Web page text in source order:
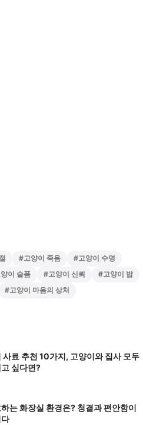
#고양이 죽음 #고양이 수명
이 슬픔 #고양이 신뢰 #고양이 밥
#고양이 마음의 상처
사료 추천 10가지, 고양이와 집사 모두
싶다면?
장실 환경은? 청결과 편안함이